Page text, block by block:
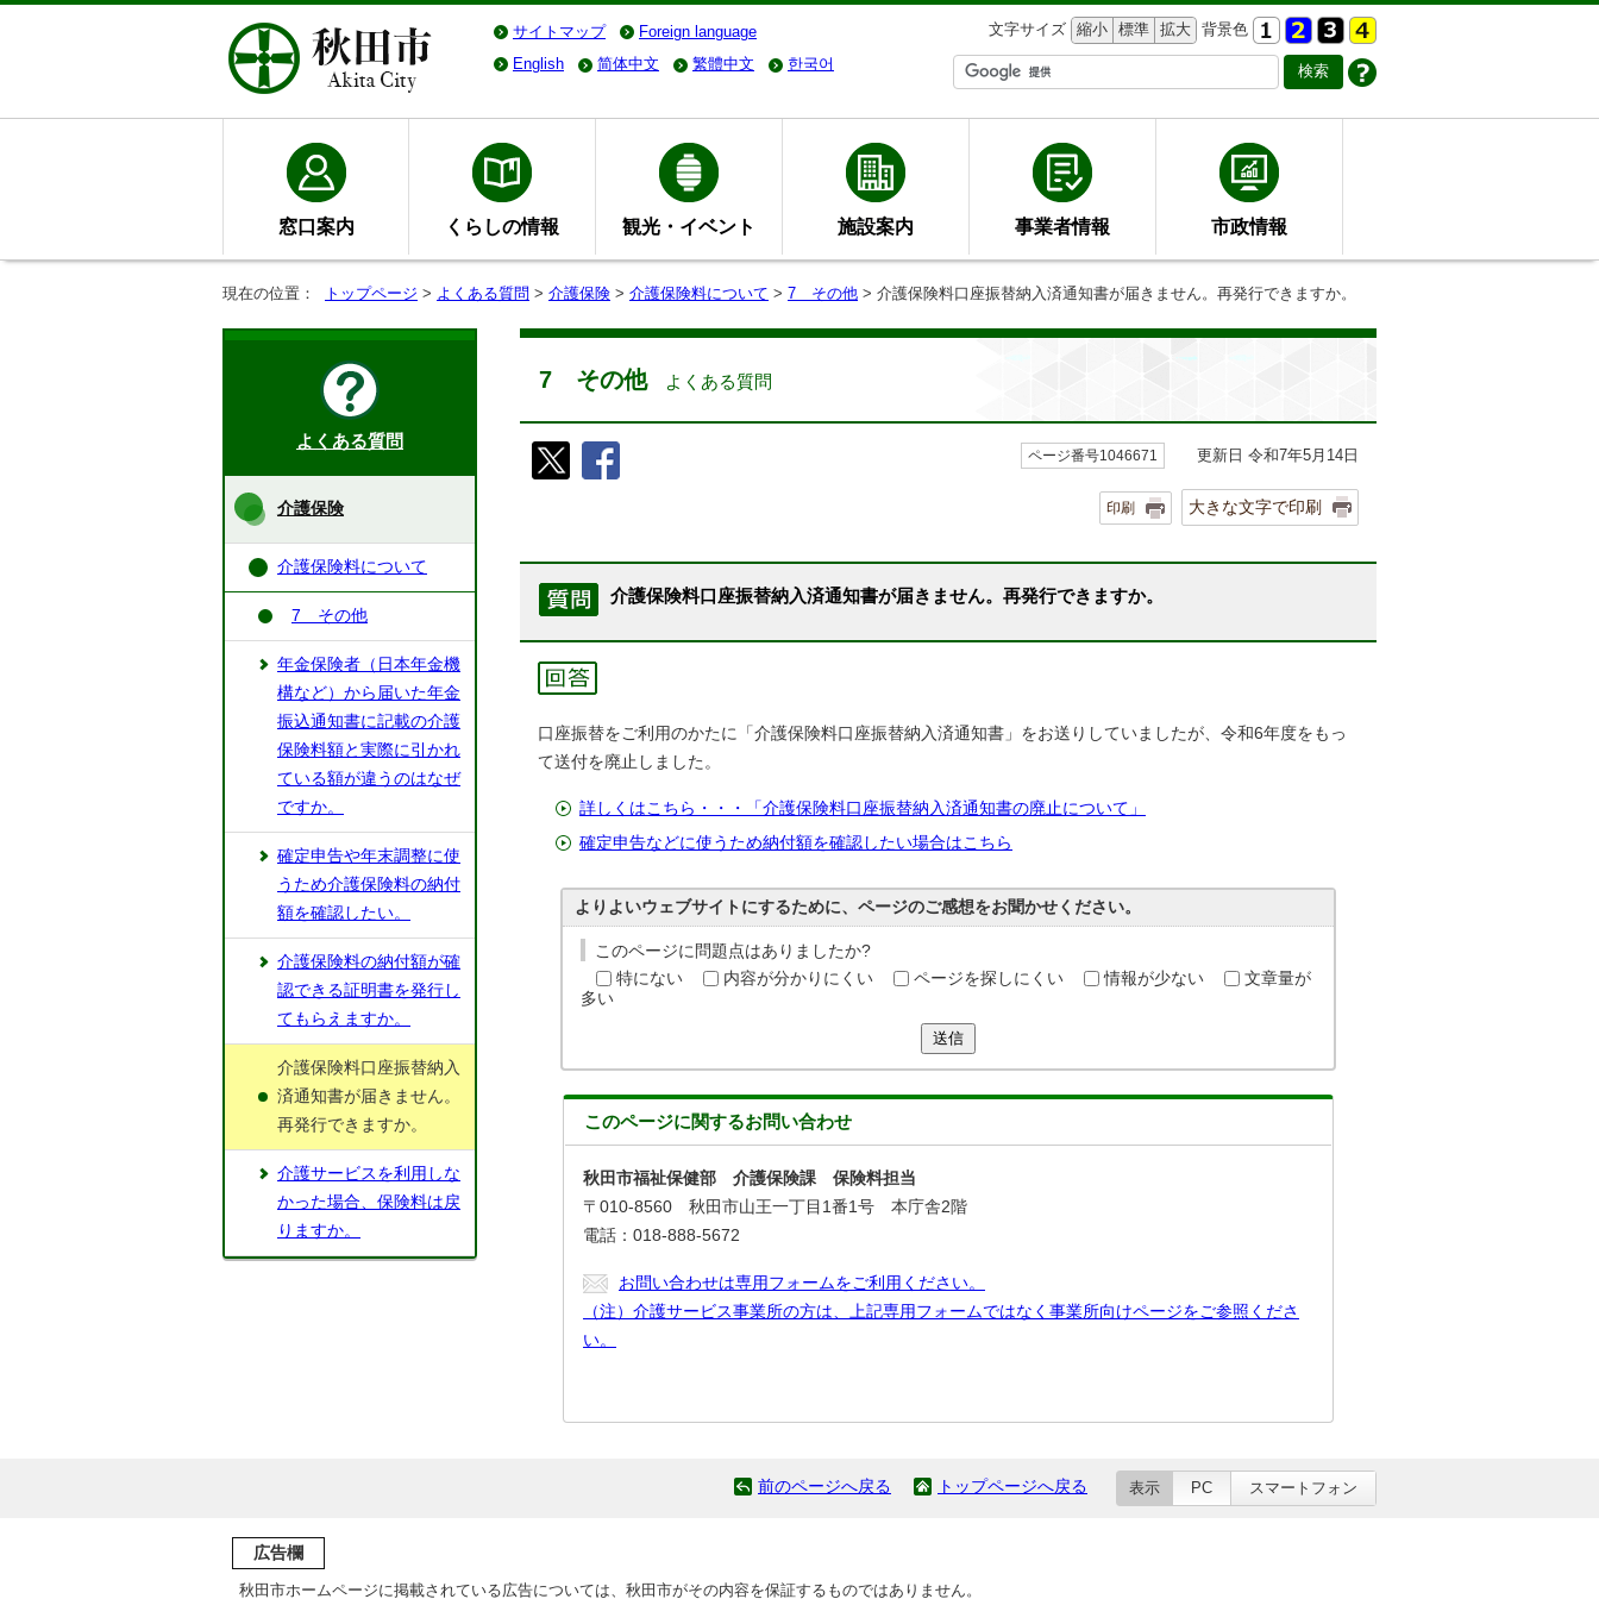
サイトマップ Foreign language 文字サイズ 縮小 標準 拡大 背景色
English
简体中文 繁體中文 한국어
窓口案内 くらしの情報 観光・イベント 施設案内 事業者情報 市政情報
現在の位置： トップページ > よくある質問 > 介護保険 > 介護保険料について > 7 その他 > 介護保険料口座振替納入済通知書が届きません。再発行できますか。
7 その他よくある質問
ページ番号1046671 更新日 令和7年5月14日
印刷 大きな文字で印刷
介護保険料口座振替納入済通知書が届きません。再発行できますか。
口座振替をご利用のかたに「介護保険料口座振替納入済通知書」をお送りしていましたが、令和6年度をもっ
て送付を廃止しました。
詳しくはこちら・・・「介護保険料口座振替納入済通知書の廃止について」
確定申告などに使うため納付額を確認したい場合はこちら
よりよいウェブサイトにするために、ページのご感想をお聞かせください。
このページに問題点はありましたか?
特にない
内容が分かりにくい ページを探しにくい 情報が少ない
文章量が
多い
送信
このページに関するお問い合わせ
秋田市福祉保健部 介護保険課 保険料担当
〒010-8560 秋田市山王一丁目1番1号 本庁舎2階
電話：018-888-5672
お問い合わせは専用フォームをご利用ください。
（注）介護サービス事業所の方は、上記専用フォームではなく事業所向けページをご参照くださ
い。
よくある質問
介護保険
介護保険料について
7 その他
年金保険者（日本年金機
構など）から届いた年金
振込通知書に記載の介護
保険料額と実際に引かれ
ている額が違うのはなぜ
ですか。
確定申告や年末調整に使
うため介護保険料の納付
額を確認したい。
介護保険料の納付額が確
認できる証明書を発行し
てもらえますか。
介護保険料口座振替納入
済通知書が届きません。
再発行できますか。
介護サービスを利用しな
かった場合、保険料は戻
りますか。
前のページへ戻る トップページへ戻る 表示 PC スマートフォン
広告欄
秋田市ホームページに掲載されている広告については、秋田市がその内容を保証するものではありません。